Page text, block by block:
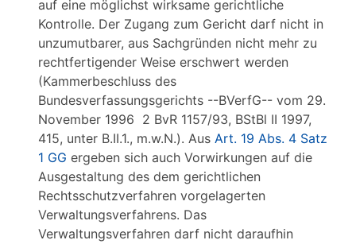
auf eine möglichst wirksame gerichtliche
Kontrolle. Der Zugang zum Gericht darf nicht in
unzumutbarer, aus Sachgründen nicht mehr zu
rechtfertigender Weise erschwert werden
(Kammerbeschluss des
Bundesverfassungsgerichts --BVerfG-- vom 29.
November 1996 2 BvR 1157/93, BStBl II 1997,
415, unter B.II.1., m.w.N.). Aus Art. 19 Abs. 4 Satz
1 GG ergeben sich auch Vorwirkungen auf die
Ausgestaltung des dem gerichtlichen
Rechtsschutzverfahren vorgelagerten
Verwaltungsverfahrens. Das
Verwaltungsverfahren darf nicht daraufhin